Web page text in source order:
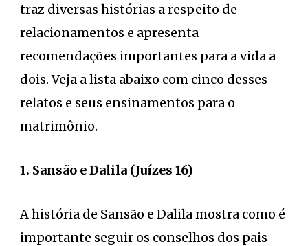
traz diversas histórias a respeito de
relacionamentos e apresenta
recomendações importantes para a vida a
dois. Veja a lista abaixo com cinco desses
relatos e seus ensinamentos para o
matrimônio.
1. Sansão e Dalila (Juízes 16)
A história de Sansão e Dalila mostra como é
importante seguir os conselhos dos pais